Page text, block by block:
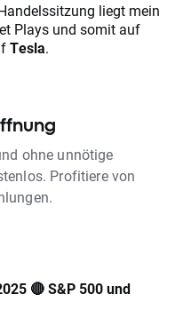
liegt mein
Plays und somit auf
Tesla.
ohne unnötige
Profitiere von
🔴 S&P 500 und